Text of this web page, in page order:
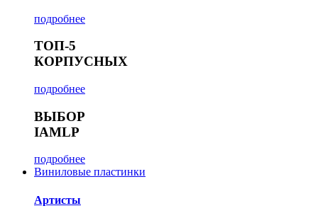
подробнее
ТОП-5
КОРПУСНЫХ
подробнее
ВЫБОР
IAMLP
подробнее
Виниловые пластинки
Артисты